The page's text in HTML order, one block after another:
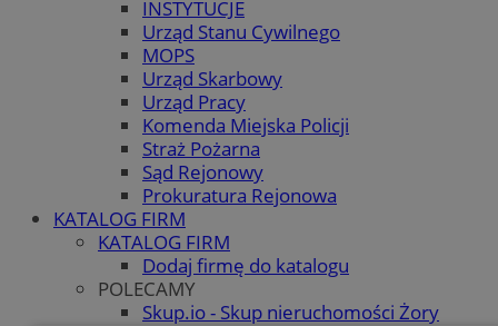
INSTYTUCJE
Urząd Stanu Cywilnego
MOPS
Urząd Skarbowy
Urząd Pracy
Komenda Miejska Policji
Straż Pożarna
Sąd Rejonowy
Prokuratura Rejonowa
KATALOG FIRM
KATALOG FIRM
Dodaj firmę do katalogu
POLECAMY
Skup.io - Skup nieruchomości Żory